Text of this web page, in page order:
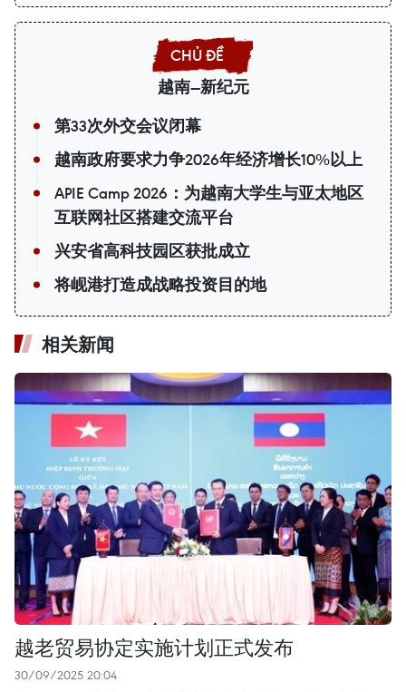
越南—新纪元
第33次外交会议闭幕
越南政府要求力争2026年经济增长10%以上
APIE Camp 2026：为越南大学生与亚太地区
互联网社区搭建交流平台
兴安省高科技园区获批成立
将岘港打造成战略投资目的地
相关新闻
越老贸易协定实施计划正式发布
30/09/2025 20:04